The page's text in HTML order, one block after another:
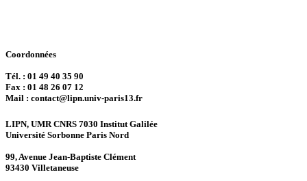
Coordonnées
Tél. : 01 49 40 35 90
Fax : 01 48 26 07 12
Mail : contact@lipn.univ-paris13.fr
LIPN, UMR CNRS 7030 Institut Galilée
Université Sorbonne Paris Nord
99, Avenue Jean-Baptiste Clément
93430 Villetaneuse